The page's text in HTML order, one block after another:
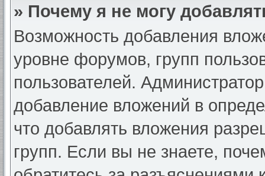
» Почему я не могу
Возможность добавления
уровне форумов, групп
пользователей.
добавление вложений в
что добавлять вложения
групп. Если вы не знаете,